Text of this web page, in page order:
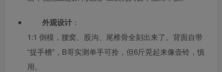
外观设计 ：
1:1 倒模，腰窝、股沟、尾椎骨全刻出来了。背面自带
“提手槽”，B哥实测单手可拎，但6斤晃起来像壶铃，慎
用。